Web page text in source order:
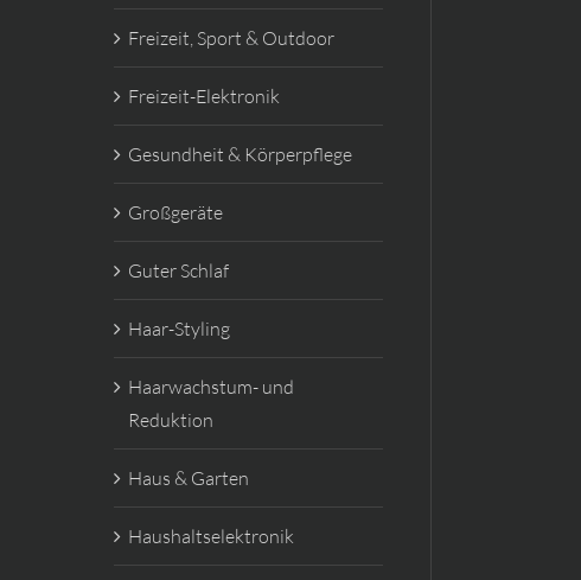
Freizeit, Sport & Outdoor
Freizeit-Elektronik
Gesundheit & Körperpflege
Großgeräte
Guter Schlaf
Haar-Styling
Haarwachstum- und
Reduktion
Haus & Garten
Haushaltselektronik